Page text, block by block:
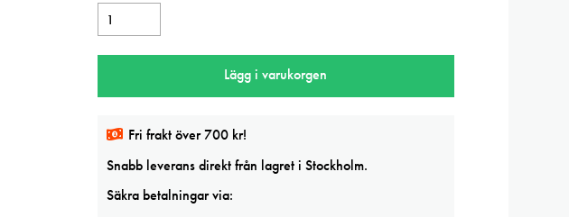
Winsor
&
violet
5ml
Lägg i varukorgen
Fri frakt över 700 kr!
Snabb leverans direkt från lagret i Stockholm.
Säkra betalningar via: